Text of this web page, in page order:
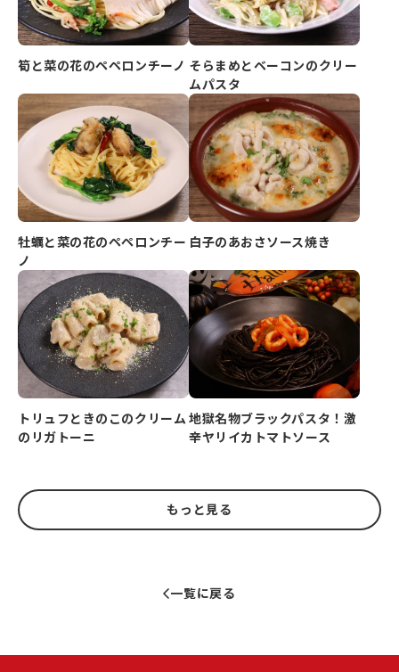
筍と菜の花のペペロンチーノ そらまめとベーコンのクリー
ムパスタ
牡蠣と菜の花のペペロンチー
ノ
白子のあおさソース焼き
トリュフときのこのクリーム
のリガトーニ
地獄名物ブラックパスタ！激
辛ヤリイカトマトソース
もっと見る
一覧に戻る